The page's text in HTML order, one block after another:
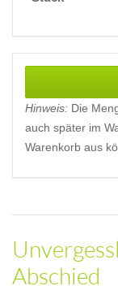
Hinweis: Die
auch später im
Warenkorb aus
Abschied